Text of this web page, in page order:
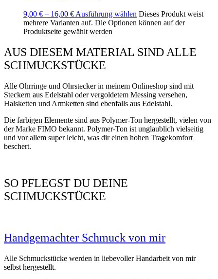
9,00 € – 16,00 € Ausführung wählen Dieses Produkt weist
mehrere Varianten auf. Die Optionen können auf der
Produktseite gewählt werden
AUS DIESEM MATERIAL SIND ALLE
SCHMUCKSTÜCKE
Alle Ohrringe und Ohrstecker in meinem Onlineshop sind mit
Steckern aus Edelstahl oder vergoldetem Messing versehen,
Halsketten und Armketten sind ebenfalls aus Edelstahl.
Die farbigen Elemente sind aus Polymer-Ton hergestellt, vielen von
der Marke FIMO bekannt. Polymer-Ton ist unglaublich vielseitig
und vor allem super leicht, was dir einen hohen Tragekomfort
beschert.
SO PFLEGST DU DEINE
SCHMUCKSTÜCKE
Handgemachter Schmuck von mir
Alle Schmuckstücke werden in liebevoller Handarbeit von mir
selbst hergestellt.